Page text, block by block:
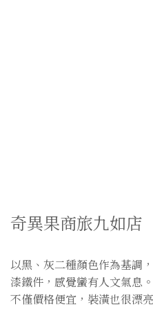
奇異果商旅九如店
以黑、灰二種顏色作為基調
漆鐵件，感覺蠻有人文氣息
不僅價格便宜，裝潢也很漂